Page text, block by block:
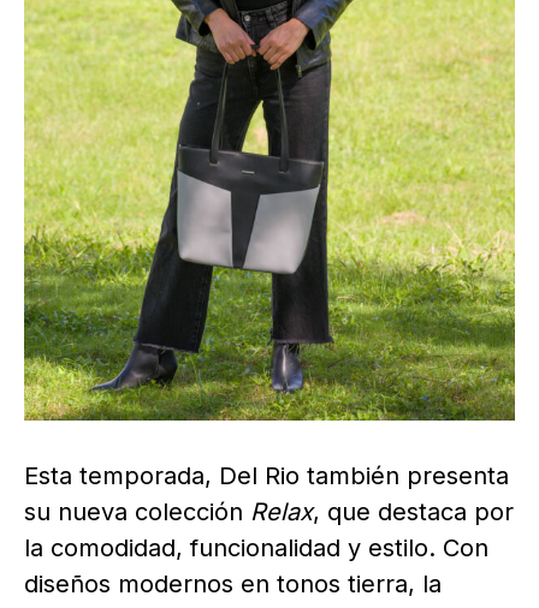
Esta temporada, Del Rio también presenta
su nueva colección Relax, que destaca por
la comodidad, funcionalidad y estilo. Con
diseños modernos en tonos tierra, la